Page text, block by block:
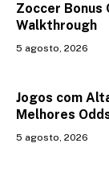
Zoccer Bonus
Walkthrough
5 agosto, 2026
Jogos com
Melhores
5 agosto, 2026